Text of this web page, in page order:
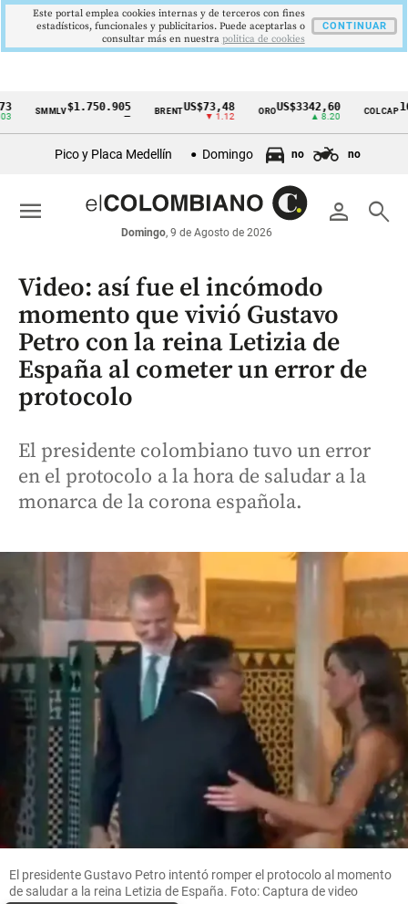
Cintillo
económicos
Colombia
SMMLV$1.750.905 BRENT US$73,48
▼ 1.12
ORO US$3342,60 COLCAP
Pico y Placa Medellín Domingo no no
person search
Domingo, 9 de Agosto de 2026
menu
Video: así fue el incómodo
momento que vivió Gustavo
Petro con la reina Letizia de
España al cometer un error de
protocolo
El presidente colombiano tuvo un error
en el protocolo a la hora de saludar a la
monarca de la corona española.
El presidente Gustavo Petro intentó romper el protocolo al momento
de saludar a la reina Letizia de España. Foto: Captura de video
Este portal emplea cookies internas y de terceros con fines
estadísticos, funcionales y publicitarios. Puede aceptarlas o
consultar más en nuestra politica de cookies
CONTINUAR